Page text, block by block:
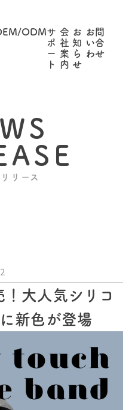
ODMサ
ポ
ー
ト
会
社
案
内
お
知
ら
せ
お問
い合
わせ
リース
大人気シリコ
新色が登場